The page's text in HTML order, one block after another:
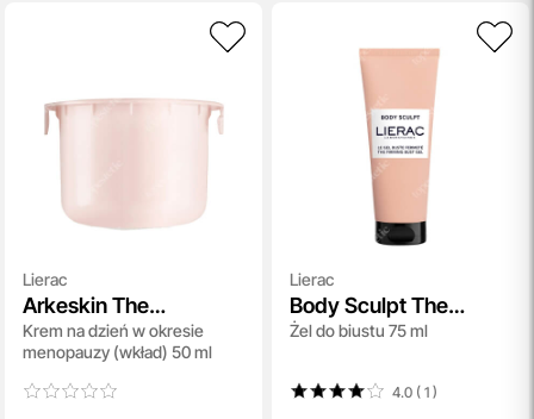
Lierac
Arkeskin The
Menopause Day
Cream - Refill
Krem na dzień w okresie
menopauzy (wkład) 50 ml
Lierac
Body Sculpt The
Firming Bust Gel
Żel do biustu 75 ml
4.0 ( 1)